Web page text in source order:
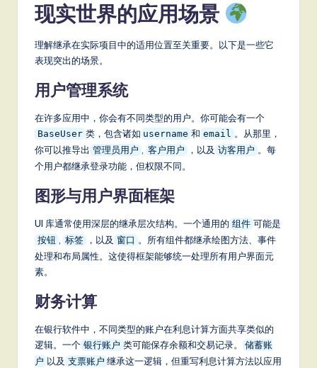
现实世界的应用场景
理解继承在实际项目中的适用位置至关重要。以下是一些它
表现突出的场景。
用户管理系统
在许多应用中，你会有不同类型的用户。你可能会有一个
BaseUser 类，包含诸如 username 和 email 。从那里，
你可以推导出 管理员用户 , 客户用户 ，以及 访客用户 。每
个用户都继承登录功能，但权限不同。
图形与用户界面框架
UI 库通常使用深层的继承层次结构。一个通用的 组件 可能是
按钮 , 标签 ，以及 窗口 。所有组件都继承绘图方法、事件
处理和布局属性。这使得框架能够统一处理所有用户界面元
素。
财务计算
在银行软件中，不同类型的账户在利息计算方面共享类似的
逻辑。一个 银行账户 类可能保存余额和交易记录。
储蓄账
户 以及 支票账户 继承这一逻辑，但重写利息计算方法以应用